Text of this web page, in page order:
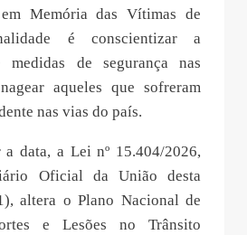
Memória das Vítimas de
é conscientizar a
medidas de segurança nas
aqueles que sofreram
nas vias do país.
data, a Lei nº 15.404/2026,
Oficial da União desta
altera o Plano Nacional de
e Lesões no Trânsito